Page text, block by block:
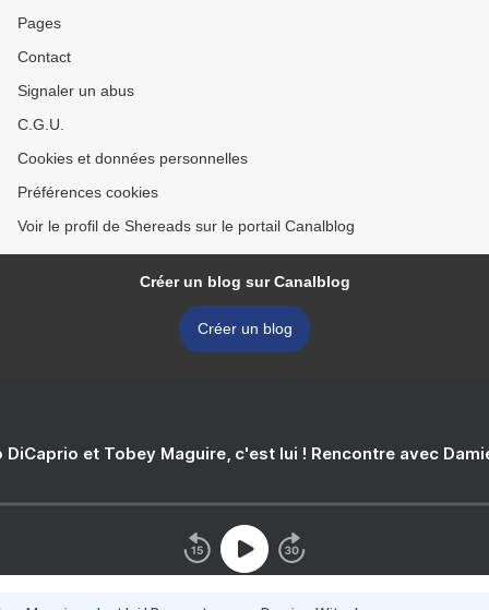
Pages
Contact
Signaler un abus
C.G.U.
Cookies et données personnelles
Préférences cookies
Voir le profil de Shereads sur le portail Canalblog
Créer un blog sur Canalblog
Créer un blog
DiCaprio et Tobey Maguire, c'est lui ! Rencontre avec